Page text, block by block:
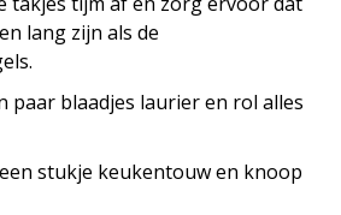
lang zijn als de
paar blaadjes laurier en rol alles
stukje keukentouw en knoop